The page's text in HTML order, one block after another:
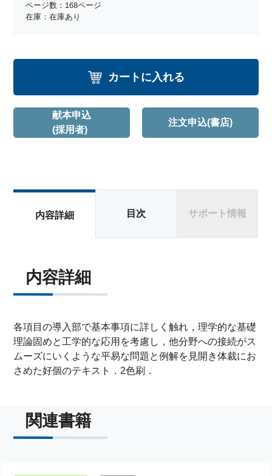
ページ数：168ページ
在庫：在庫あり
カートに入れる
献本申込
(採用者)
注文申込(書店)
内容詳細 目次 サポート情報
内容詳細
各項目の導入部で基本事項に詳しく触れ，理学的な基礎
理論固めと工学的な応用を考慮し，他分野への接続がス
ムーズにいくような平易な問題と例解を見開き体裁にお
さめた好個のテキスト．2色刷．
関連書籍